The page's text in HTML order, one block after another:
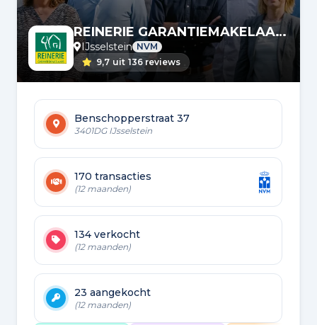
REINERIE GARANTIEMAKELAARS
IJsselstein NVM
9,7 uit 136 reviews
Benschopperstraat 37
3401DG IJsselstein
170 transacties
(12 maanden)
134 verkocht
(12 maanden)
23 aangekocht
(12 maanden)